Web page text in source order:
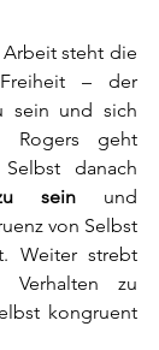
steht die
– der
sein und sich
Rogers geht
danach
sein und
von Selbst
Weiter strebt
Verhalten zu
kongruent